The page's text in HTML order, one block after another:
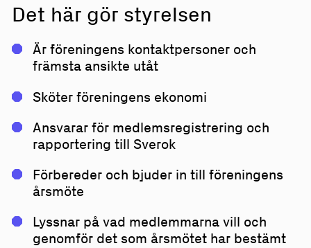
Det här gör styrelsen
Är föreningens kontaktpersoner och
främsta ansikte utåt
Sköter föreningens ekonomi
Ansvarar för medlemsregistrering och
rapportering till Sverok
Förbereder och bjuder in till föreningens
årsmöte
Lyssnar på vad medlemmarna vill och
genomför det som årsmötet har bestämt